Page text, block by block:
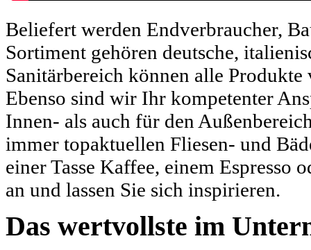
Beliefert werden Endverbraucher,
Sortiment gehören deutsche,
Sanitärbereich können alle
Ebenso sind wir Ihr kompetenter
Innen- als auch für den
immer topaktuellen Fliesen- und
einer Tasse Kaffee, einem Espresso
an und lassen Sie sich inspirieren.
Das wertvollste im